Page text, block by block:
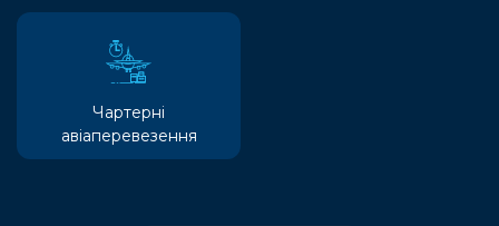
Чартерні
авіаперевезення